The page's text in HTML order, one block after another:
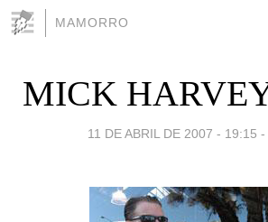
MAMORRO
MICK
11 DE ABRIL DE 2007 - 19:15 -